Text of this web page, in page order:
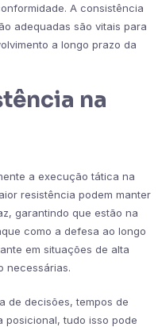
A consistência
adequadas são vitais para
a longo prazo da
na
a execução tática na
resistência podem manter
garantindo que estão na
como a defesa ao longo
em situações de alta
necessárias.
de decisões, tempos de
posicional, tudo isso pode